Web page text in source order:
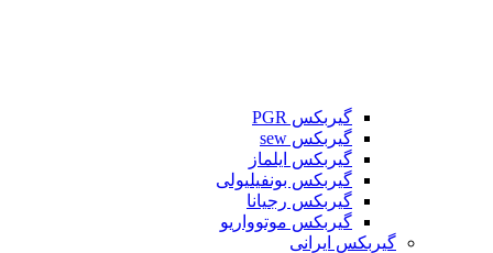
گیربکس PGR
گیربکس sew
گیربکس ایلماز
گیربکس بونفیلیولی
گیربکس رجیانا
گیربکس موتوواریو
گیربکس ایرانی